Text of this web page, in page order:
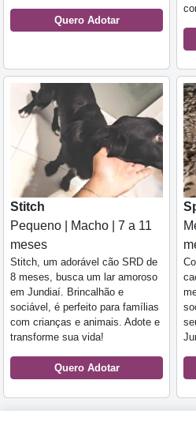
Quero Adotar
Stitch
Pequeno | Macho | 7 a 11
meses
Stitch, um adorável cão SRD de
8 meses, busca um lar amoroso
em Jundiaí. Brincalhão e
sociável, é perfeito para famílias
com crianças e animais. Adote e
transforme sua vida!
Quero Adotar